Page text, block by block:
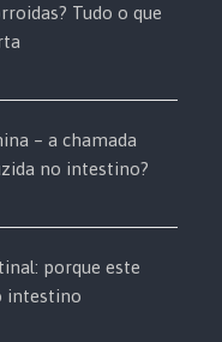
Tudo o que
– a chamada
no intestino?
porque este
intestino